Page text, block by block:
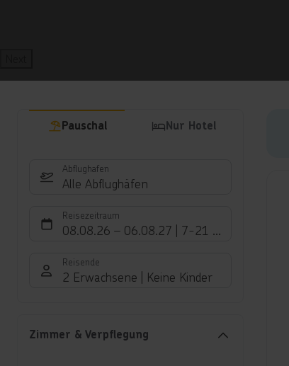
Pauschal Nur Hotel
Abflughafen
Alle Abflughäfen
Reisezeitraum
08.08.26 – 06.08.27 7-21 Nächte
Reisende
2 Erwachsene Keine Kinder
Zimmer & Verpflegung